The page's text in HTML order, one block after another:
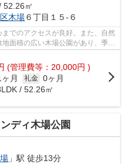
52.26㎡
木場６丁目１５-６
面積の広い木場公園があり、季節
(管理費等：20,000円 )
ヶ月 礼金 0ヶ月
/ 52.26㎡
ディ木場公園
」駅 徒歩13分